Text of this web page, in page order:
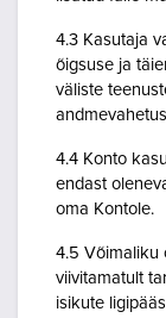
4.3 Kasutaja
õigsuse ja
väliste
4.4 Konto
endast
oma Kontole.
4.5 Võimaliku
viivitamatult
isikute